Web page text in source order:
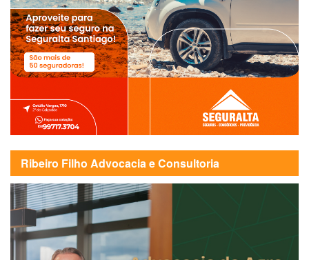
Ribeiro Filho Advocacia e Consultoria